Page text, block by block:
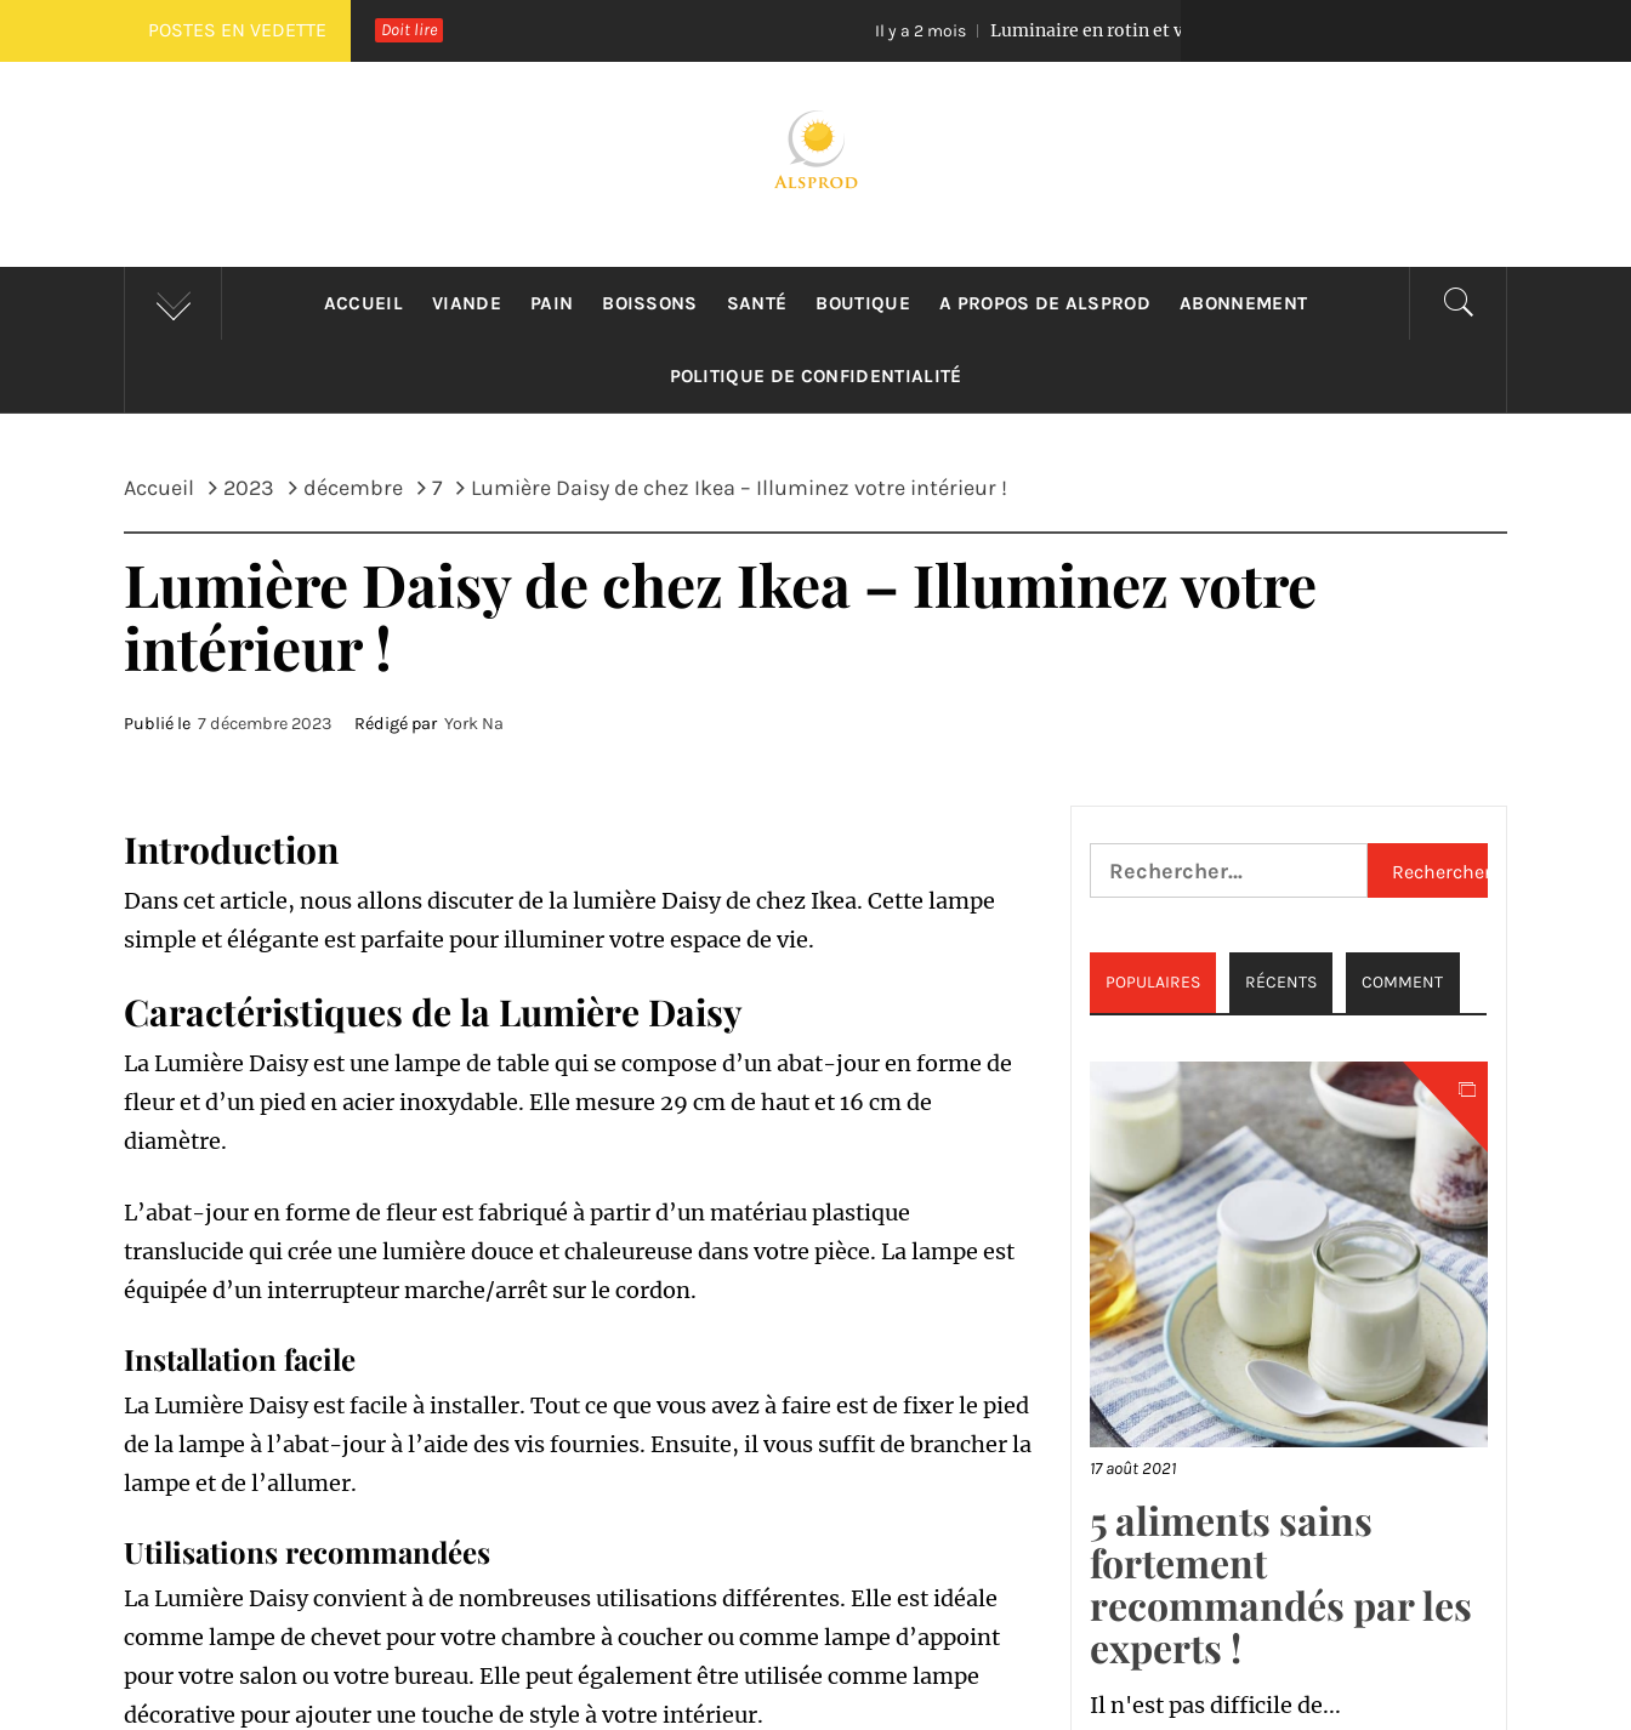
au
POSTES EN VEDETTE Doit lire Il y a 2 mois Luminaire en rotin et verre pour chambre avec lumière chaleureuse
ALSPROD
Site De Partage De Délicieux Plats
ACCUEIL VIANDE PAIN BOISSONS SANTÉ BOUTIQUE A PROPOS DE ALSPROD ABONNEMENT
POLITIQUE DE CONFIDENTIALITÉ
Accueil 2023 décembre 7 Lumière Daisy de chez Ikea – Illuminez votre intérieur !
Lumière Daisy de chez Ikea – Illuminez votre
intérieur !
Publié le 7 décembre 2023 Rédigé par York Na
Introduction
Dans cet article, nous allons discuter de la lumière Daisy de chez Ikea. Cette lampe
simple et élégante est parfaite pour illuminer votre espace de vie.
Caractéristiques de la Lumière Daisy
La Lumière Daisy est une lampe de table qui se compose d’un abat-jour en forme de
fleur et d’un pied en acier inoxydable. Elle mesure 29 cm de haut et 16 cm de
diamètre.
L’abat-jour en forme de fleur est fabriqué à partir d’un matériau plastique
translucide qui crée une lumière douce et chaleureuse dans votre pièce. La lampe est
équipée d’un interrupteur marche/arrêt sur le cordon.
Installation facile
La Lumière Daisy est facile à installer. Tout ce que vous avez à faire est de fixer le pied
de la lampe à l’abat-jour à l’aide des vis fournies. Ensuite, il vous suffit de brancher la
lampe et de l’allumer.
Utilisations recommandées
La Lumière Daisy convient à de nombreuses utilisations différentes. Elle est idéale
comme lampe de chevet pour votre chambre à coucher ou comme lampe d’appoint
pour votre salon ou votre bureau. Elle peut également être utilisée comme lampe
décorative pour ajouter une touche de style à votre intérieur.
Rechercher :
POPULAIRES RÉCENTS COMMENT
17 août 2021
5 aliments sains
fortement
recommandés par les
experts !
Il n'est pas difficile de...